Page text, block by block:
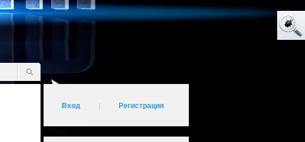
Вход Регистрация